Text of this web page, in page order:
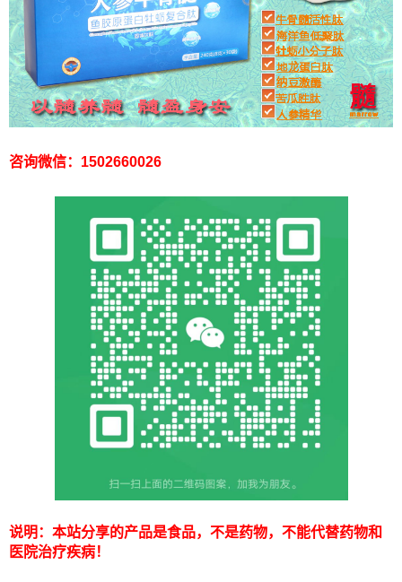
咨询微信：1502660026
说明：本站分享的产品是食品，不是药物，不能代替药物和
医院治疗疾病！